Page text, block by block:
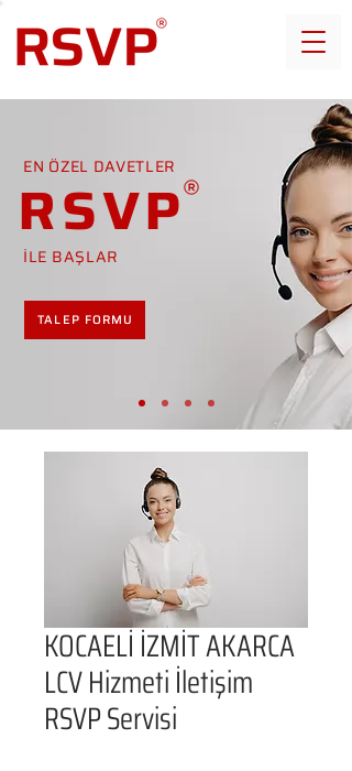
EN ÖZEL DAVETLER
RSVP
İLE BAŞLAR
TALEP FORMU
KOCAELİ İZMİT AKARCA
LCV Hizmeti İletişim
RSVP Servisi